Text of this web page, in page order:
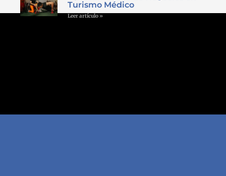
Turismo Médico
Leer artículo »